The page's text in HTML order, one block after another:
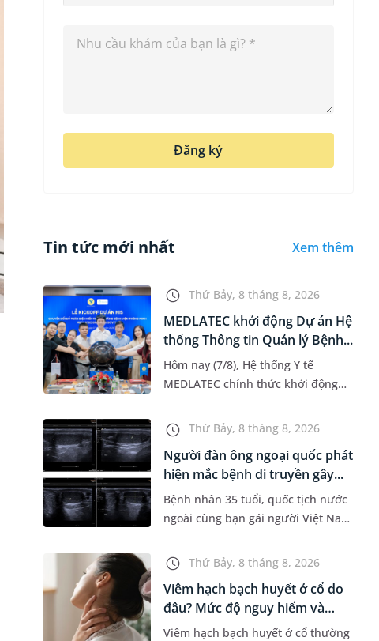
Đăng ký
Tin tức mới nhất Xem thêm
Thứ Bảy, 8 tháng 8, 2026
MEDLATEC khởi động Dự án Hệ
thống Thông tin Quản lý Bệnh...
Hôm nay (7/8), Hệ thống Y tế
MEDLATEC chính thức khởi động
Bệnh viện (HIS - Hospital
Information System) giai đoạn mới.
Dự á...
Thứ Bảy, 8 tháng 8, 2026
Người đàn ông ngoại quốc phát
hiện mắc bệnh di truyền gây...
Bệnh nhân 35 tuổi, quốc tịch nước
ngoài cùng bạn gái người Việt Nam
hôn nhân. Qua thăm khám và làm
các xét nghiệm chuyên sâu,...
Thứ Bảy, 8 tháng 8, 2026
Viêm hạch bạch huyết ở cổ do
đâu? Mức độ nguy hiểm và
phư...
Viêm hạch bạch huyết ở cổ thường